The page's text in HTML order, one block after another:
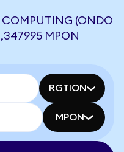
(ONDO
MPON
RGTION
MPON